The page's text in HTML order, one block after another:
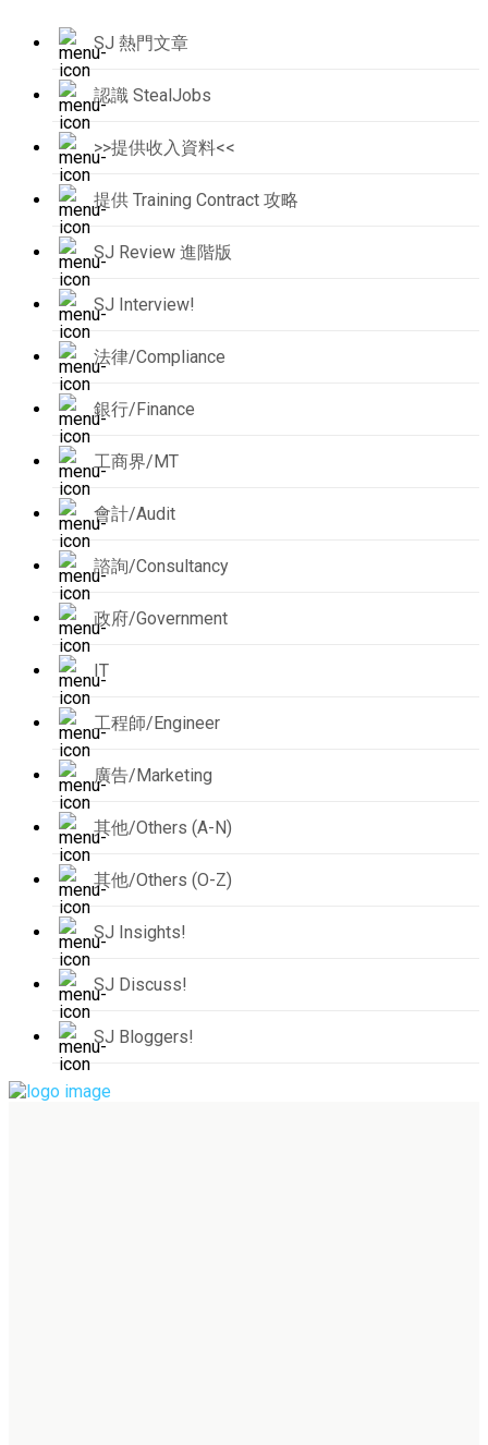
SJ 熱門文章
認識 StealJobs
>>提供收入資料<<
提供 Training Contract 攻略
SJ Review 進階版
SJ Interview!
法律/Compliance
銀行/Finance
工商界/MT
會計/Audit
諮詢/Consultancy
政府/Government
IT
工程師/Engineer
廣告/Marketing
其他/Others (A-N)
其他/Others (O-Z)
SJ Insights!
SJ Discuss!
SJ Bloggers!